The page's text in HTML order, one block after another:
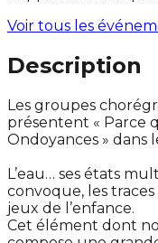
Voir tous les
Description
Les groupes
présentent « Parce
Ondoyances » dans
L’eau… ses états
convoque, les traces
jeux de l’enfance.
Cet élément dont